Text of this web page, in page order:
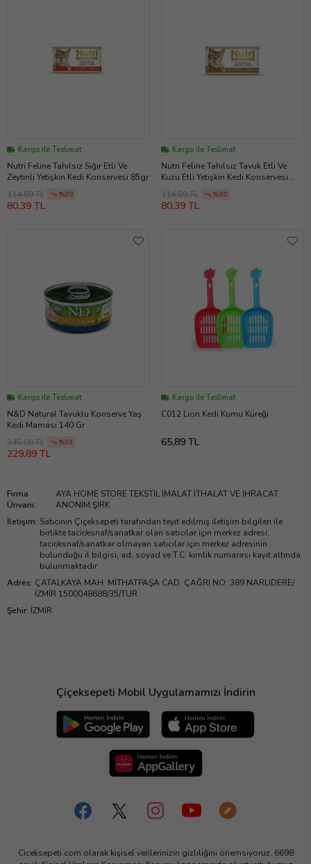
Kargo ile Teslimat
Nutri Feline Tahılsız Sığır Etli Ve
Zeytinli Yetişkin Kedi Konservesi 85gr
114,89 TL
%30
80,39 TL
Kargo ile Teslimat
Nutri Feline Tahılsız Tavuk Etli Ve
Kuzu Etli Yetişkin Kedi Konservesi
85gr
114,89 TL %30
80,39 TL
Kargo ile Teslimat
N&D Natural Tavuklu Konserve Yaş
Kedi Maması 140 Gr
345,00 TL
%33
229,89 TL
Kargo ile Teslimat
C012 Lion Kedi Kumu Küreği
65,89 TL
Firma
Ünvanı:
AYA HOME STORE TEKSTİL İMALAT İTHALAT VE İHRACAT
ANONİM ŞİRK
İletişim: Satıcının Çiçeksepeti tarafından teyit edilmiş iletişim bilgileri ile
birlikte tacir/esnaf/sanatkar olan satıcılar için merkez adresi;
tacir/esnaf/sanatkar olmayan satıcılar için merkez adresinin
bulunduğu il bilgisi, ad, soyad ve T.C. kimlik numarası kayıt altında
bulunmaktadır.
Adres: ÇATALKAYA MAH. MİTHATPAŞA CAD. ÇAĞRI NO: 389 NARLIDERE/
İZMİR 1500048688/35/TUR
Şehir: İZMİR
Çiçeksepeti Mobil Uygulamamızı İndirin
Ciceksepeti.com olarak kişisel verilerinizin gizliliğini önemsiyoruz. 6698